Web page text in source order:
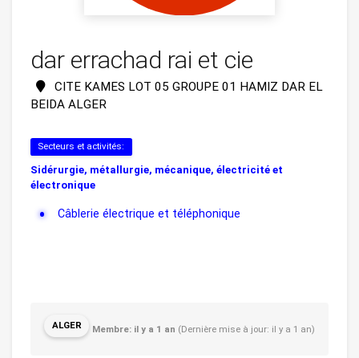
dar errachad rai et cie
CITE KAMES LOT 05 GROUPE 01 HAMIZ DAR EL
BEIDA ALGER
Secteurs et activités:
Sidérurgie, métallurgie, mécanique, électricité et
électronique
Câblerie électrique et téléphonique
ALGER Membre: il y a 1 an (Dernière mise à jour: il y a 1 an)